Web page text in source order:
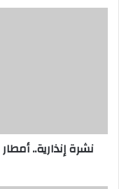
نشرة إنذارية..